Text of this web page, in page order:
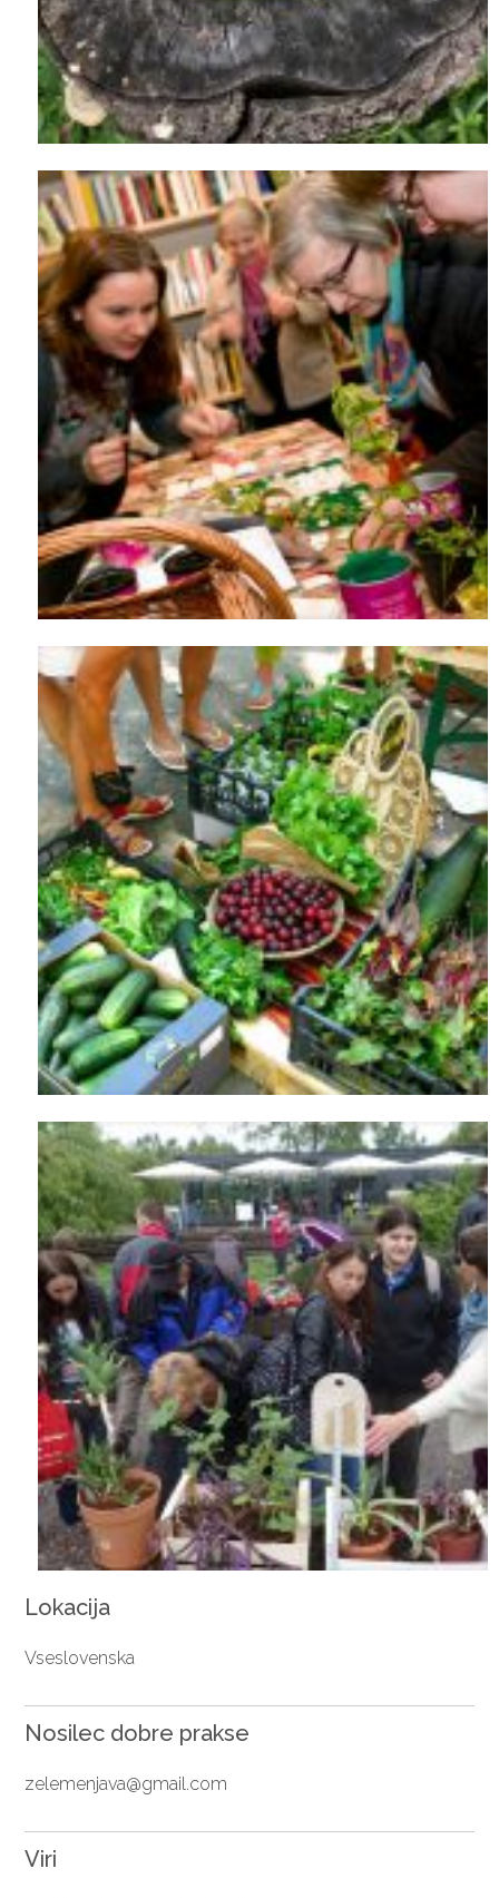
Lokacija
Vseslovenska
Nosilec dobre prakse
zelemenjava@gmail.com
Viri